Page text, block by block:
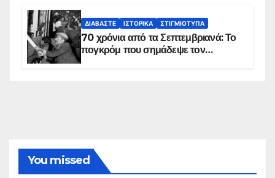
ΔΙΑΒΆΣΤΕ ΙΣΤΟΡΙΚΆ ΣΤΙΓΜΙΌΤΥΠΑ
70 χρόνια από τα Σεπτεμβριανά: Το
πογκρόμ που σημάδεψε τον
You missed